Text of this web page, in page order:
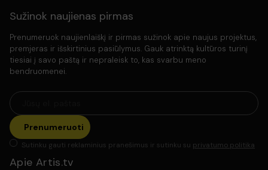
Sužinok naujienas pirmas
Prenumeruok naujienlaiškį ir pirmas sužinok apie naujus projektus,
premjeras ir išskirtinius pasiūlymus. Gauk atrinktą kultūros turinį
tiesiai į savo paštą ir nepraleisk to, kas svarbu meno
bendruomenei.
Prenumeruoti
Sutinku gauti reklaminius pranešimus ir sutinku su privatumo politika
Apie Artis.tv